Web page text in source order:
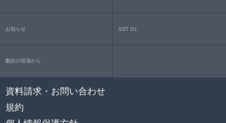
お知らせ SST G1
翻訳の現場から
資料請求・お問い合わせ
規約